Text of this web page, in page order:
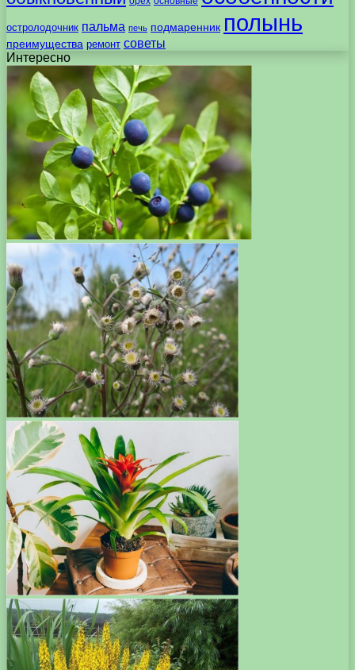
остролодочник пальма печь подмаренник полынь
преимущества ремонт советы
Интересно